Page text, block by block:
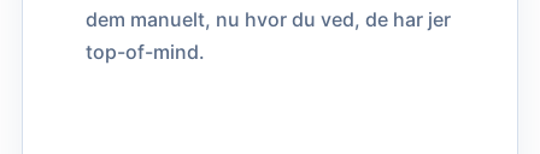
dem manuelt, nu hvor du ved, de har jer
top-of-mind.